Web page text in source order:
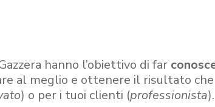
hanno l’obiettivo di far
al meglio e ottenere il risultato
) o per i tuoi clienti (professionista).